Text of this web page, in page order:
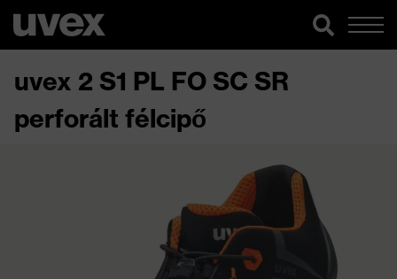
uvex 2 S1 PL FO SC SR
perforált félcipő